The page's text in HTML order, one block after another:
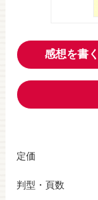
感想を書く
定価
判型・頁数